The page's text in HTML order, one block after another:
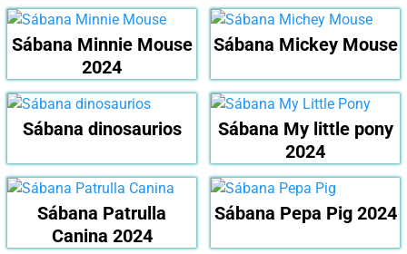
Sábana Minnie Mouse
2024
Sábana Mickey Mouse
Sábana dinosaurios
Sábana My little pony
2024
Sábana Patrulla
Canina 2024
Sábana Pepa Pig 2024